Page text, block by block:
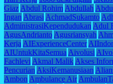
Giaz Abdul Rohim Abdullah
Ingan Abrasi AchmadSukamto
AdministrasiKependudukan Adul
AgusAndrianto Agusriansyah
Kerja AIExperienceCenter
AIUntukKitaSemua Aivolusi
Fachlevi Akmal Malik Akses
Pencurian AksiKemanusiaan
Ambon Ambulance Air